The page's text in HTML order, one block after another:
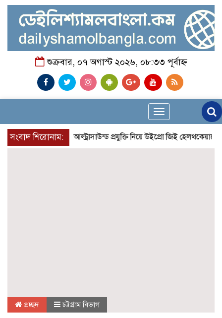
শুক্রবার, ০৭ অগাস্ট ২০২৬, ০৮:৩৩ পূর্বাহ্ন
Toggle
navigation
সংবাদ শিরোনাম:
প্রান্তিক শহরে উন্নত আল্ট্রাসাউন্ড প্রযুক্তি নিয়ে উইপ্রো জিই হেলথকেয়ারের
প্রচ্ছদ চট্টগ্রাম বিভাগ